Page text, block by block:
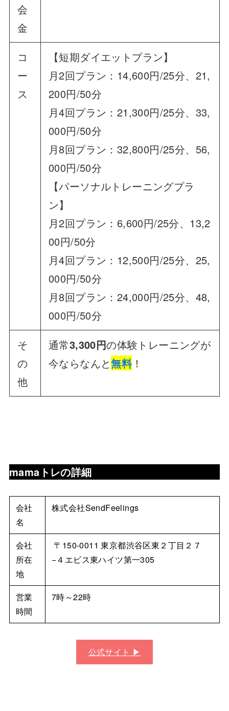
会
金
コ
ー
ス
【短期ダイエットプラン】
月2回プラン：14,600円/25分、21,
200円/50分
月4回プラン：21,300円/25分、33,
000円/50分
月8回プラン：32,800円/25分、56,
000円/50分
【パーソナルトレーニングプラ
ン】
月2回プラン：6,600円/25分、13,2
00円/50分
月4回プラン：12,500円/25分、25,
000円/50分
月8回プラン：24,000円/25分、48,
000円/50分
そ
の
他
通常3,300円の体験トレーニングが
今ならなんと無料！
mamaトレの詳細
会社
名
株式会社SendFeelings
会社
所在
地
〒150-0011 東京都渋谷区東２丁目２７
−４エビス東ハイツ第一305
営業
時間
7時～22時
公式サイト ▶︎